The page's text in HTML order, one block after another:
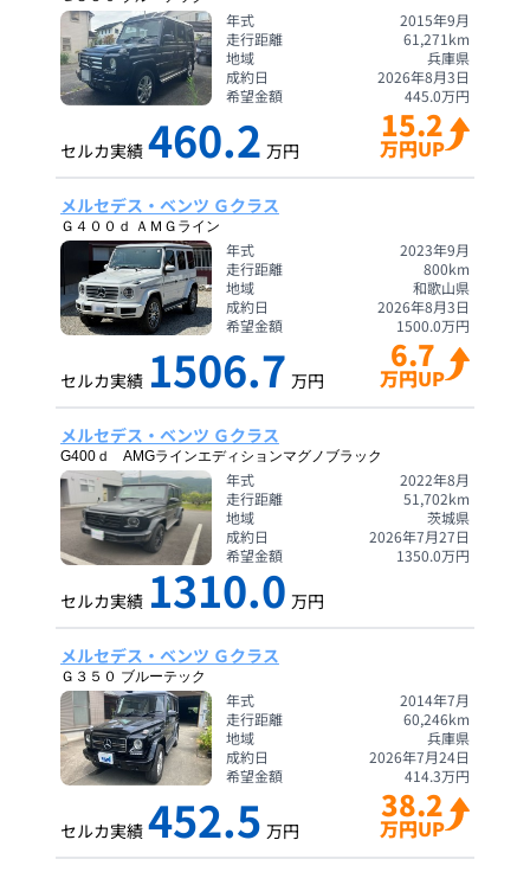
年式
2015年9月
走行距離
61,271 km
地域
兵庫県
成約日
2026年8月3日
希望金額
445.0万円
セルカ実績 460.2 万円
15.2
万円UP
メルセデス・ベンツ Ｇクラス
Ｇ４００ｄ ＡＭＧライン
年式
2023年9月
走行距離
800km
地域
和歌山県
成約日
2026年8月3日
希望金額
1500.0万円
セルカ実績 1506.7 万円
6.7
万円UP
メルセデス・ベンツ Ｇクラス
G400ｄ AMGラインエディションマグノブラック
年式
2022年8月
走行距離
51,702km
地域
茨城県
成約日
2026年7月27日
希望金額
1350.0万円
セルカ実績 1310.0 万円
メルセデス・ベンツ Ｇクラス
Ｇ３５０ ブルーテック
年式
2014年7月
走行距離
60,246km
地域
兵庫県
成約日
2026年7月24日
希望金額
414.3万円
セルカ実績 452.5 万円
38.2
万円UP